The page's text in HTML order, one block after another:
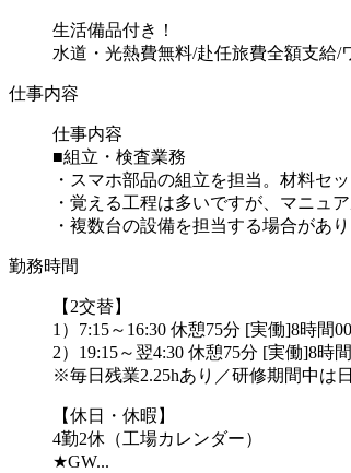
生活備品付き！
水道・光熱費無料/赴任旅費全額支給/
仕事内容
仕事内容
■組立・検査業務
・スマホ部品の組立を担当。材料セ
・覚える工程は多いですが、マニュ
・複数台の設備を担当する場合があり
勤務時間
【2交替】
1）7:15～16:30 休憩75分 [実働]8時間
2）19:15～翌4:30 休憩75分 [実働]8時
※毎日残業2.25hあり／研修期間中は
【休日・休暇】
4勤2休（工場カレンダー）
★GW...